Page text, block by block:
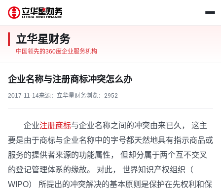
立华星财务
中国领先的360度企业服务机构
企业名称与注册商标冲突怎么办
2017-11-14来源：立华星财务浏览： 2952
企业注册商标与企业名称之间的冲突由来已久， 这主
要是由于商标与企业名称中的字号都天然地具有指示商品或
服务的提供者来源的功能属性， 但却分属于两个互不交叉
的登记管理体系的缘故。 对此， 世界知识产权组织（
WIPO） 所提出的冲突解决的基本原则是保护在先权利和保